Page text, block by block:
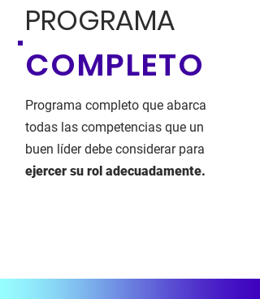
PROGRAMA
COMPLETO
Programa completo que abarca
todas las competencias que un
buen líder debe considerar para
ejercer su rol adecuadamente.